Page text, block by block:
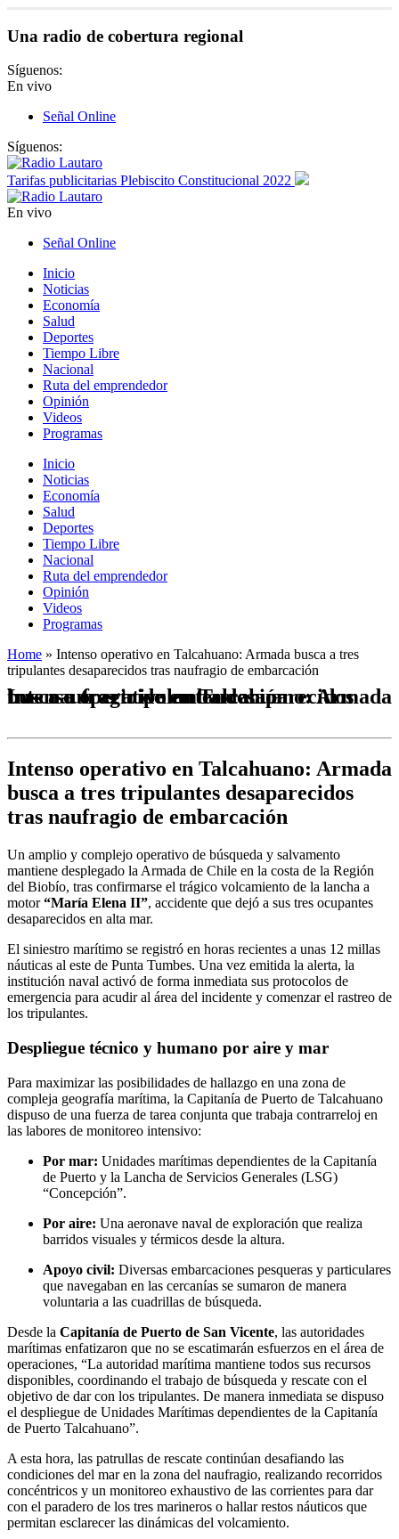
Una radio de cobertura regional
Síguenos:
En vivo
Señal Online
Síguenos:
Tarifas publicitarias Plebiscito Constitucional 2022
En vivo
Señal Online
Inicio
Noticias
Economía
Salud
Deportes
Tiempo Libre
Nacional
Ruta del emprendedor
Opinión
Videos
Programas
Inicio
Noticias
Economía
Salud
Deportes
Tiempo Libre
Nacional
Ruta del emprendedor
Opinión
Videos
Programas
Home » Intenso operativo en Talcahuano: Armada busca a tres
tripulantes desaparecidos tras naufragio de embarcación
Intenso operativo en Talcahuano: Armada busca a tres tripulantes desaparecidos tras naufragio de embarcación
Intenso operativo en Talcahuano: Armada
busca a tres tripulantes desaparecidos
tras naufragio de embarcación
Un amplio y complejo operativo de búsqueda y salvamento
mantiene desplegado la Armada de Chile en la costa de la Región
del Biobío, tras confirmarse el trágico volcamiento de la lancha a
motor“María Elena II”, accidente que dejó a sus tres ocupantes
desaparecidos en alta mar.
El siniestro marítimo se registró en horas recientes a unas 12 millas
náuticas al este de Punta Tumbes. Una vez emitida la alerta, la
institución naval activó de forma inmediata sus protocolos de
emergencia para acudir al área del incidente y comenzar el rastreo de
los tripulantes.
Despliegue técnico y humano por aire y mar
Para maximizar las posibilidades de hallazgo en una zona de
compleja geografía marítima, la Capitanía de Puerto de Talcahuano
dispuso de una fuerza de tarea conjunta que trabaja contrarreloj en
las labores de monitoreo intensivo:
Por mar: Unidades marítimas dependientes de la Capitanía
de Puerto y la Lancha de Servicios Generales (LSG)
“Concepción”.
Por aire: Una aeronave naval de exploración que realiza
barridos visuales y térmicos desde la altura.
Apoyo civil: Diversas embarcaciones pesqueras y particulares
que navegaban en las cercanías se sumaron de manera
voluntaria a las cuadrillas de búsqueda.
Desde la Capitanía de Puerto de San Vicente, las autoridades
marítimas enfatizaron que no se escatimarán esfuerzos en el área de
operaciones, “La autoridad marítima mantiene todos sus recursos
disponibles, coordinando el trabajo de búsqueda y rescate con el
objetivo de dar con los tripulantes. De manera inmediata se dispuso
el despliegue de Unidades Marítimas dependientes de la Capitanía
de Puerto Talcahuano”.
A esta hora, las patrullas de rescate continúan desafiando las
condiciones del mar en la zona del naufragio, realizando recorridos
concéntricos y un monitoreo exhaustivo de las corrientes para dar
con el paradero de los tres marineros o hallar restos náuticos que
permitan esclarecer las dinámicas del volcamiento.